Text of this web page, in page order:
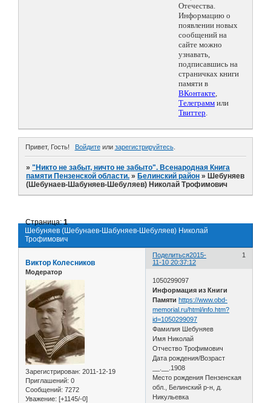
Отечества.
Информацию о
появлении новых
сообщений на
сайте можно
узнавать,
подписавшись на
страничках книги
памяти в
ВКонтакте,
Телеграмм или
Твиттер.
Привет, Гость! Войдитеили зарегистрируйтесь.
»"Никто не забыт, ничто не забыто". Всенародная Книга
памяти Пензенской области. » Белинский район » Шебуняев
(Шебунаев-Шабуняев-Шебуляев) Николай Трофимович
Шебуняев (Шебунаев-Шабуняев-Шебуляев) Николай
Трофимович
Страница:1
Поделиться 1
2015-
11-10 20:37:12
Виктор Колесников
Модератор
Зарегистрирован: 2011-12-19
Приглашений: 0
Сообщений: 7272
Уважение: [+1145/-0]
1050299097
Информация из Книги
Памяти https://www.obd-
memorial.ru/html/info.htm?
id=1050299097
Фамилия Шебуняев
Имя Николай
Отчество Трофимович
Дата рождения/Возраст
__.__.1908
Место рождения Пензенская
обл., Белинский р-н, д.
Никульевка